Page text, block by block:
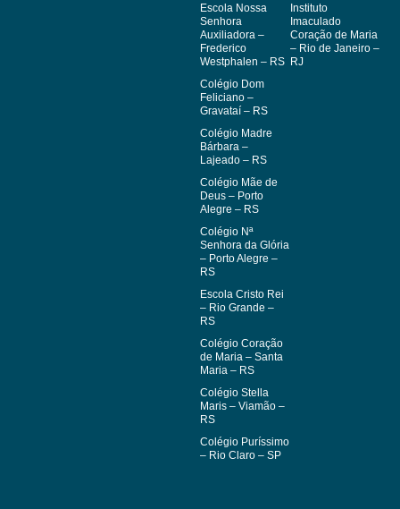
Escola Nossa
Senhora
Auxiliadora –
Frederico
Westphalen – RS
Colégio Dom
Feliciano –
Gravataí – RS
Colégio Madre
Bárbara –
Lajeado – RS
Colégio Mãe de
Deus – Porto
Alegre – RS
Colégio Nª
Senhora da Glória
– Porto Alegre –
RS
Escola Cristo Rei
– Rio Grande –
RS
Colégio Coração
de Maria – Santa
Maria – RS
Colégio Stella
Maris – Viamão –
RS
Colégio Puríssimo
– Rio Claro – SP
Instituto
Imaculado
Coração de Maria
– Rio de Janeiro –
RJ